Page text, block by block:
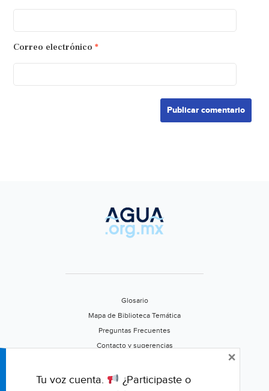
Correo electrónico *
Glosario
Mapa de Biblioteca Temática
Preguntas Frecuentes
Contacto y sugerencias
Califica este portal
Tu voz cuenta.
¿Participaste o
×